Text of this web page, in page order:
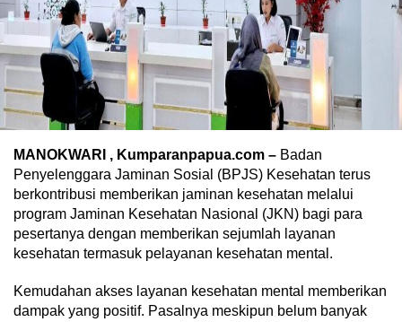
MANOKWARI , Kumparanpapua.com – Badan
Penyelenggara Jaminan Sosial (BPJS) Kesehatan terus
berkontribusi memberikan jaminan kesehatan melalui
program Jaminan Kesehatan Nasional (JKN) bagi para
pesertanya dengan memberikan sejumlah layanan
kesehatan termasuk pelayanan kesehatan mental.
Kemudahan akses layanan kesehatan mental memberikan
dampak yang positif. Pasalnya meskipun belum banyak